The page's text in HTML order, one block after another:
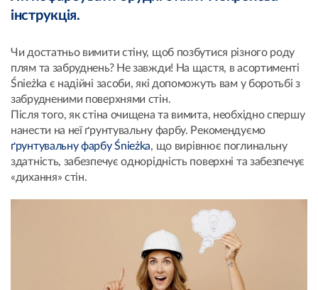
інструкція.
Чи достатньо вимити стіну, щоб позбутися різного роду
плям та забруднень? Не завжди! На щастя, в асортименті
Śnieżka є надійні засоби, які допоможуть вам у боротьбі з
забрудненими поверхнями стін.
Після того, як стіна очищена та вимита, необхідно спершу
нанести на неї ґрунтувальну фарбу. Рекомендуємо
ґрунтувальну фарбу Śnieżka, що вирівнює поглинальну
здатність, забезпечує однорідність поверхні та забезпечує
«дихання» стін.